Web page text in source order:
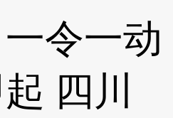
令一动
四川